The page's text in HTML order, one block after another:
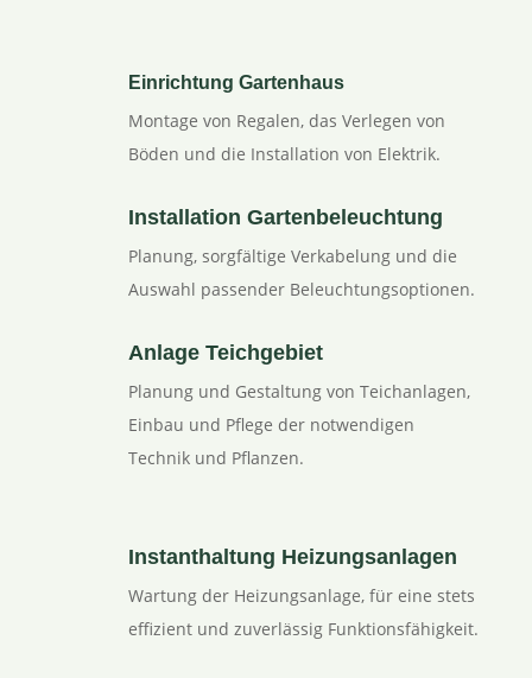
Einrichtung Gartenhaus
Montage von Regalen, das Verlegen von
Böden und die Installation von Elektrik.
Installation Gartenbeleuchtung
Planung, sorgfältige Verkabelung und die
Auswahl passender Beleuchtungsoptionen.
Anlage Teichgebiet
Planung und Gestaltung von Teichanlagen,
Einbau und Pflege der notwendigen
Technik und Pflanzen.
Instanthaltung Heizungsanlagen
Wartung der Heizungsanlage, für eine stets
effizient und zuverlässig Funktionsfähigkeit.